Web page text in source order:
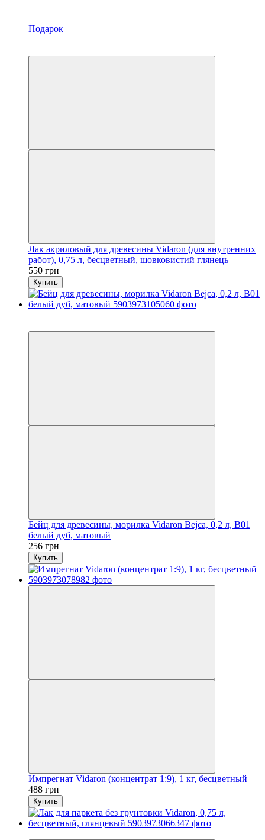
Подарок
Лак акриловый для древесины Vidaron (для внутренних
работ), 0,75 л, бесцветный, шовковистий глянець
550 грн
Купить
Бейц для древесины, морилка Vidaron Bejca, 0,2 л, B01
белый дуб, матовый
256 грн
Купить
Импрегнат Vidaron (концентрат 1:9), 1 кг, бесцветный
488 грн
Купить